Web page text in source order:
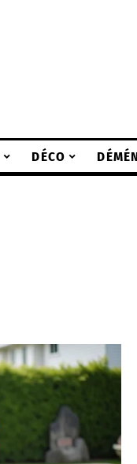
DÉCO